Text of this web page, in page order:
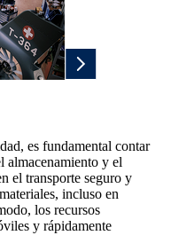
es fundamental contar
almacenamiento y el
el transporte seguro y
incluso en
los recursos
y rápidamente